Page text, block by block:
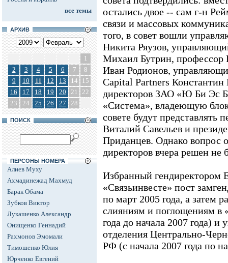
все темы
АРХИВ
1
2
3 4 5 6 7
8
9
10 11 12 13 14
15
16
17 18 19 20 21
22
23
24 25 26 27 28
ПОИСК
ПЕРСОНЫ НОМЕРА
Алиев Муху
Ахмадинежад Махмуд
Барак Обама
Зубков Виктор
Лукашенко Александр
Онищенко Геннадий
Рахмонов Эмомали
Тимошенко Юлия
Юрченко Евгений
остались двое -- сам г-н
связи и массовых
того, в совет вошли
Никита Ряузов,
Михаил Бутрин,
Иван Родионов,
Capital Partners
директоров ЗАО «Ю Би Эс
«Система», владеющую
совете будут
Виталий Савельев и
Приданцев. Однако вопрос о
директоров вчера решен не
Избранный гендиректором
«Связьинвесте» пост
по март 2005 года, а затем
слияниям и поглощениям в
года до начала 2007 года)
отделения Центрально-
РФ (с начала 2007 года по